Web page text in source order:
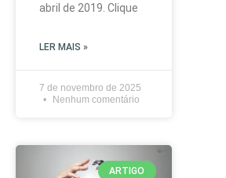
abril de 2019. Clique
LER MAIS »
7 de novembro de 2025
Nenhum comentário
ARTIGO